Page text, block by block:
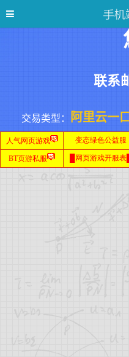
联系
交易类型： 阿里云一